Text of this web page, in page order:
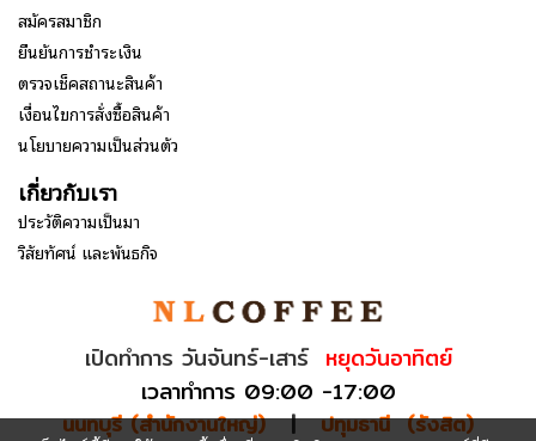
สมัครสมาชิก
ยืนยันการชำระเงิน
ตรวจเช็คสถานะสินค้า
เงื่อนไขการสั่งซื้อสินค้า
นโยบายความเป็นส่วนตัว
เกี่ยวกับเรา
ประวัติความเป็นมา
วิสัยทัศน์ และพันธกิจ
เปิดทำการ วันจันทร์-เสาร์ หยุดวันอาทิตย์
เวลาทำการ 09:00 -17:00
นนทบุรี (สำนักงานใหญ่)|
ปทุมธานี (รังสิต)